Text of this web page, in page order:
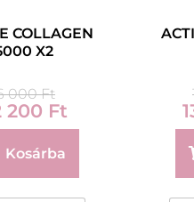
COLLAGEN
X2
000Ft
200 Ft
Kosárba